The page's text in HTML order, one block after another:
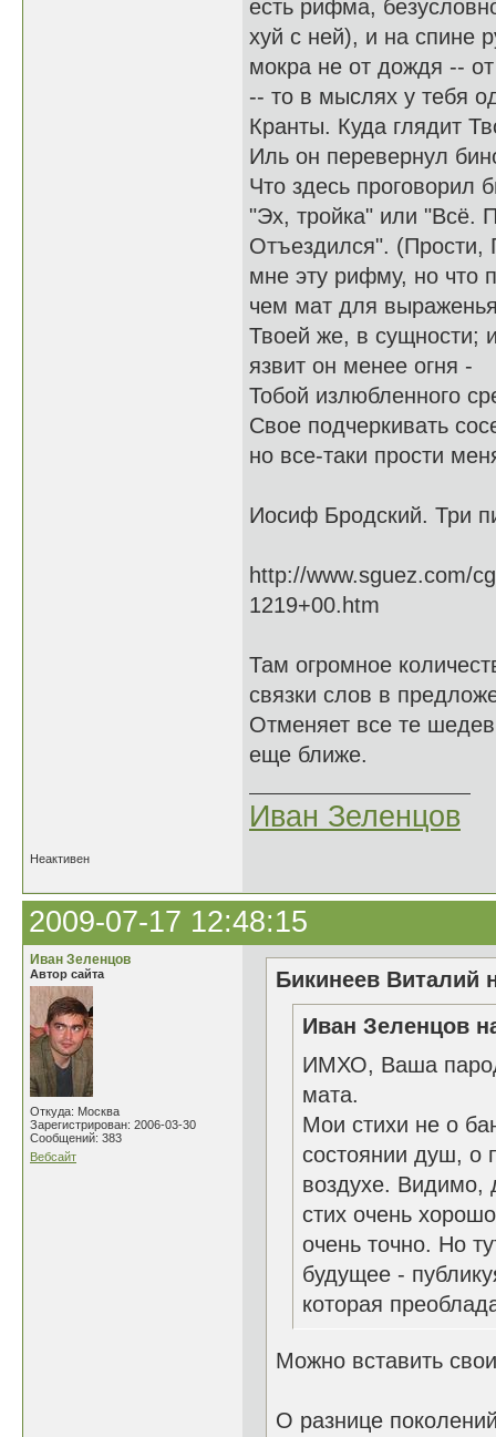
есть рифма,
хуй с ней), и на спине
мокра не от дождя --
-- то в мыслях у тебя
Кранты. Куда глядит
Иль он перевернул
Что здесь проговорил
"Эх, тройка" или "Всё.
Отъездился". (Прости,
мне эту рифму, но что
чем мат для
Твоей же, в сущности;
язвит он менее огня -
Тобой излюбленного
Свое подчеркивать
но все-таки прости
Иосиф Бродский. Три
http://www.sguez.com/
1219+00.htm
Там огромное
связки слов в
Отменяет все те
еще ближе.
Иван Зеленцов
Неактивен
2009-07-17 12:48:15
Иван Зеленцов
Автор сайта
Откуда: Москва
Зарегистрирован: 2006-03-30
Сообщений: 383
Вебсайт
Бикинеев Виталий
Иван Зеленцов
ИМХО, Ваша
мата.
Мои стихи не о
состоянии душ, о
воздухе. Видимо,
стих очень
очень точно. Но
будущее -
которая
Можно вставить
О разнице